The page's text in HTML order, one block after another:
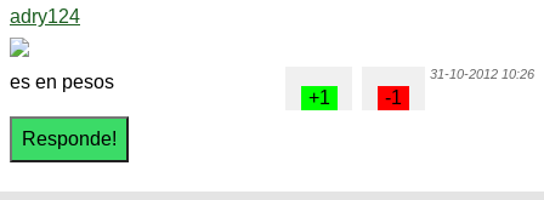
adry124
31-10-2012 10:26
es en pesos